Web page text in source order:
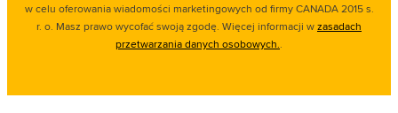
w celu oferowania wiadomości marketingowych od firmy CANADA 2015 s.
r. o. Masz prawo wycofać swoją zgodę. Więcej informacji wzasadach
przetwarzania danych osobowych..